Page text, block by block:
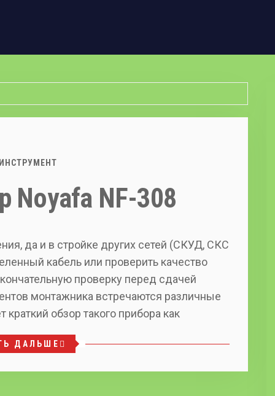
Noyafa NF-308
да и в стройке других сетей (СКУД, СКС
кабель или проверить качество
проверку перед сдачей
монтажника встречаются различные
обзор такого прибора как
ДАЛЬШЕ